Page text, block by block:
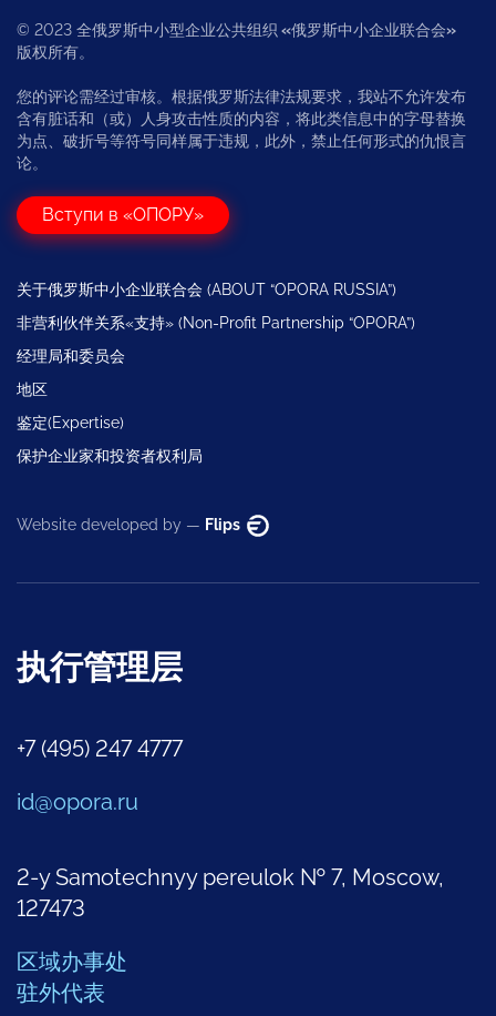
© 2023 全俄罗斯中小型企业公共组织 «俄罗斯中小企业联合会»
版权所有。
您的评论需经过审核。根据俄罗斯法律法规要求，我站不允许发布
含有脏话和（或）人身攻击性质的内容，将此类信息中的字母替换
为点、破折号等符号同样属于违规，此外，禁止任何形式的仇恨言
论。
Вступи в «ОПОРУ»
关于俄罗斯中小企业联合会 (ABOUT “OPORA RUSSIA”)
非营利伙伴关系«支持» (Non-Profit Partnership “OPORA”)
经理局和委员会
地区
鉴定(Expertise)
保护企业家和投资者权利局
Website developed by — Flips
执行管理层
+7 (495) 247 4777
id@opora.ru
2-y Samotechnyy pereulok № 7, Moscow,
127473
区域办事处
驻外代表